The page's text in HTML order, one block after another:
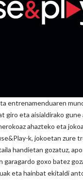
entrenamenduaren
giro eta aisialdirako
ahazteko eta
k, jokoetan zure
handietan gozatuz,
garagardo goxo batez
eta hainbat ekitaldi